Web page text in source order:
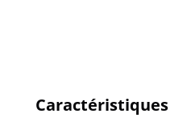
Caractéristiques